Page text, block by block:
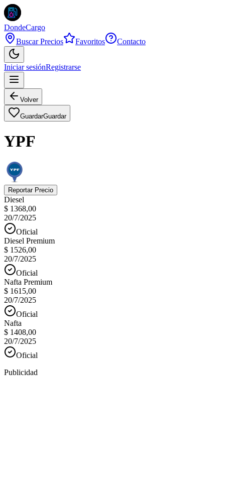
DondeCargo
Buscar Precios
Favoritos Contacto
Iniciar sesiónRegistrarse
Volver
GuardarGuardar
YPF
Reportar Precio
Diesel
$ 1368,00
20/7/2025
Oficial
Diesel Premium
$ 1526,00
20/7/2025
Oficial
Nafta Premium
$ 1615,00
20/7/2025
Oficial
Nafta
$ 1408,00
20/7/2025
Oficial
Publicidad